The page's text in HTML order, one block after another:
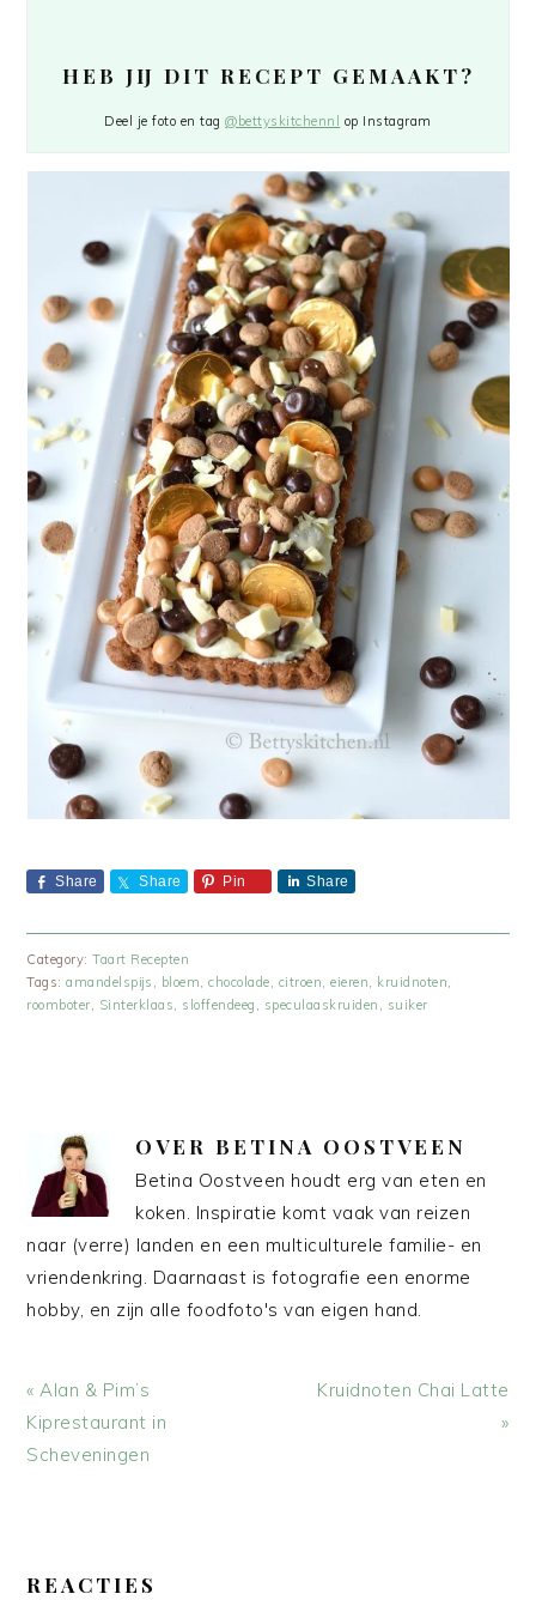
HEB JIJ DIT RECEPT GEMAAKT?
Deel je foto en tag@bettyskitchennl op Instagram
Share Share Pin Share
Category:Taart Recepten
Tags:amandelspijs , bloem,chocolade, citroen,eieren, kruidnoten,
roomboter, Sinterklaas, sloffendeeg , speculaaskruiden , suiker
OVER BETINA OOSTVEEN
Betina Oostveen houdt erg van eten en
koken. Inspiratie komt vaak van reizen
naar (verre) landen en een multiculturele familie- en
vriendenkring. Daarnaast is fotografie een enorme
hobby, en zijn alle foodfoto's van eigen hand.
Vorig
bericht:
« Alan & Pim’s
Kiprestaurant in
Scheveningen
Volgend
Kruidnoten Chai Latte
»
INTERACTIES
REACTIES